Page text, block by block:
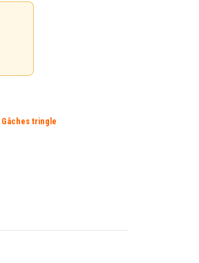
Gâches tringle